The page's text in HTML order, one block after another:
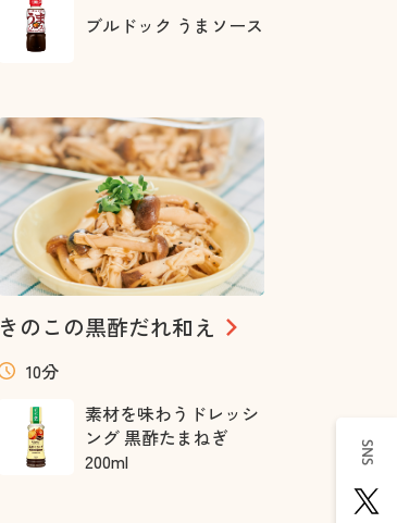
ブルドック うまソース
きのこの黒酢だれ和え
10分
素材を味わうドレッシ
ング 黒酢たまねぎ
200ml
SNS